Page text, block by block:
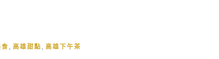
高雄甜點 高雄下午茶